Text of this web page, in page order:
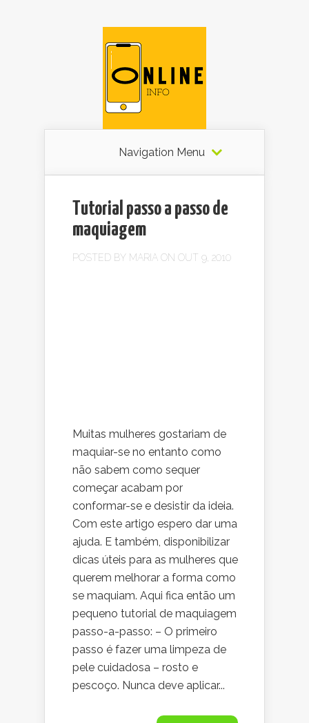
Navigation Menu
Tutorial passo a passo de
maquiagem
POSTED BY MARIA ON OUT 9, 2010
Muitas mulheres gostariam de
maquiar-se no entanto como
não sabem como sequer
começar acabam por
conformar-se e desistir da ideia.
Com este artigo espero dar uma
ajuda. E também, disponibilizar
dicas úteis para as mulheres que
querem melhorar a forma como
se maquiam. Aqui fica então um
pequeno tutorial de maquiagem
passo-a-passo: – O primeiro
passo é fazer uma limpeza de
pele cuidadosa – rosto e
pescoço. Nunca deve aplicar...